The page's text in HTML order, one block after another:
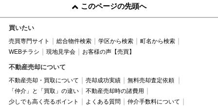
このページの先頭へ
買いたい
売買専門サイト 総合物件検索 学区から検索
町名から検索
WEBチラシ
現地見学会 お客様の声【売買】
不動産売却について
不動産売却・買取について 売却成功実績
無料売却査定依頼
「仲介」と「買取」の違い
不動産売却時の諸費用
少しでも高く売るポイント
よくある質問
仲介手数料について